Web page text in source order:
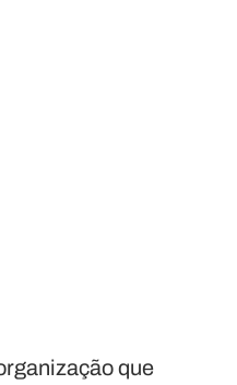
que